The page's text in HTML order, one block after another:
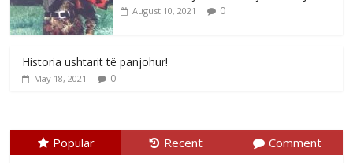
August 10, 2021 0
Historia ushtarit të panjohur!
May 18, 2021 0
Popular Recent Comment